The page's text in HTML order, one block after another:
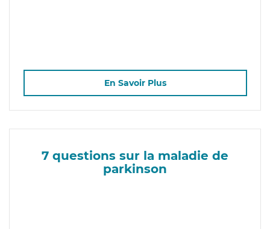
En Savoir Plus
7 questions sur la maladie de
parkinson